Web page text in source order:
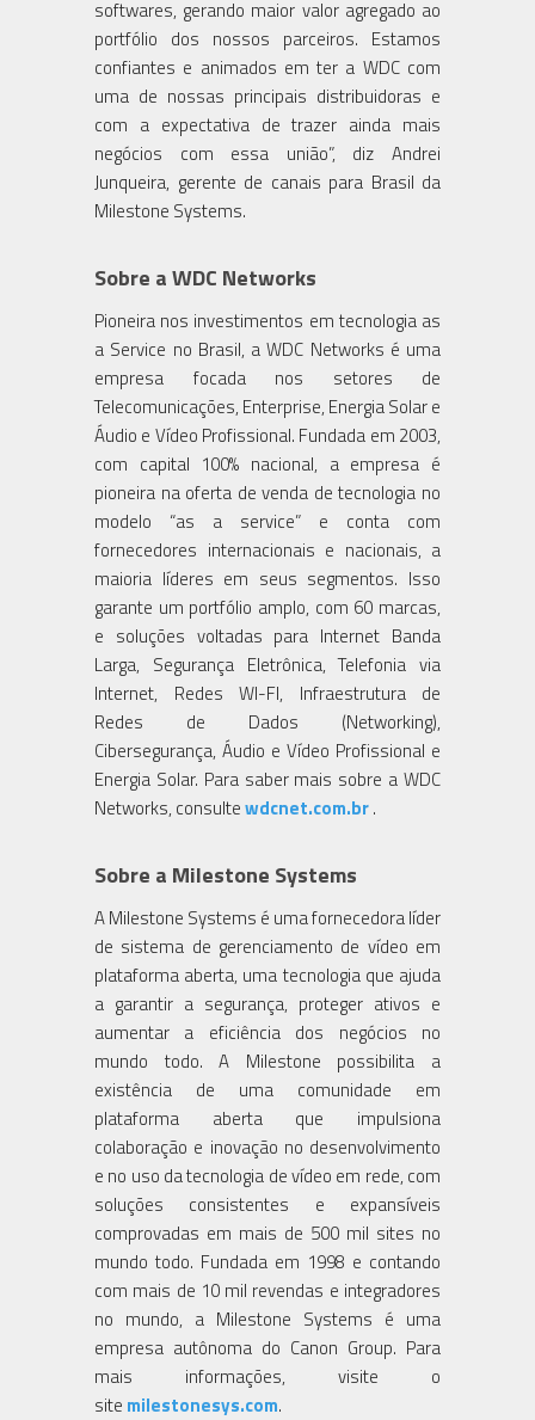
softwares, gerando maior valor agregado ao
portfólio dos nossos parceiros. Estamos
confiantes e animados em ter a WDC com
uma de nossas principais distribuidoras e
com a expectativa de trazer ainda mais
negócios com essa união”, diz Andrei
Junqueira, gerente de canais para Brasil da
Milestone Systems.
Sobre a WDC Networks
Pioneira nos investimentos em tecnologia as
a Service no Brasil, a WDC Networks é uma
empresa focada nos setores de
Telecomunicações, Enterprise, Energia Solar e
Áudio e Vídeo Profissional. Fundada em 2003,
com capital 100% nacional, a empresa é
pioneira na oferta de venda de tecnologia no
modelo “as a service” e conta com
fornecedores internacionais e nacionais, a
maioria líderes em seus segmentos. Isso
garante um portfólio amplo, com 60 marcas,
e soluções voltadas para Internet Banda
Larga, Segurança Eletrônica, Telefonia via
Internet, Redes WI-FI, Infraestrutura de
Redes de Dados (Networking),
Cibersegurança, Áudio e Vídeo Profissional e
Energia Solar. Para saber mais sobre a WDC
Networks, consultewdcnet.com.br.
Sobre a Milestone Systems
A Milestone Systems é uma fornecedora líder
de sistema de gerenciamento de vídeo em
plataforma aberta, uma tecnologia que ajuda
a garantir a segurança, proteger ativos e
aumentar a eficiência dos negócios no
mundo todo. A Milestone possibilita a
existência de uma comunidade em
plataforma aberta que impulsiona
colaboração e inovação no desenvolvimento
e no uso da tecnologia de vídeo em rede, com
soluções consistentes e expansíveis
comprovadas em mais de 500 mil sites no
mundo todo. Fundada em 1998 e contando
com mais de 10 mil revendas e integradores
no mundo, a Milestone Systems é uma
empresa autônoma do Canon Group. Para
mais informações, visite o
site milestonesys.com.